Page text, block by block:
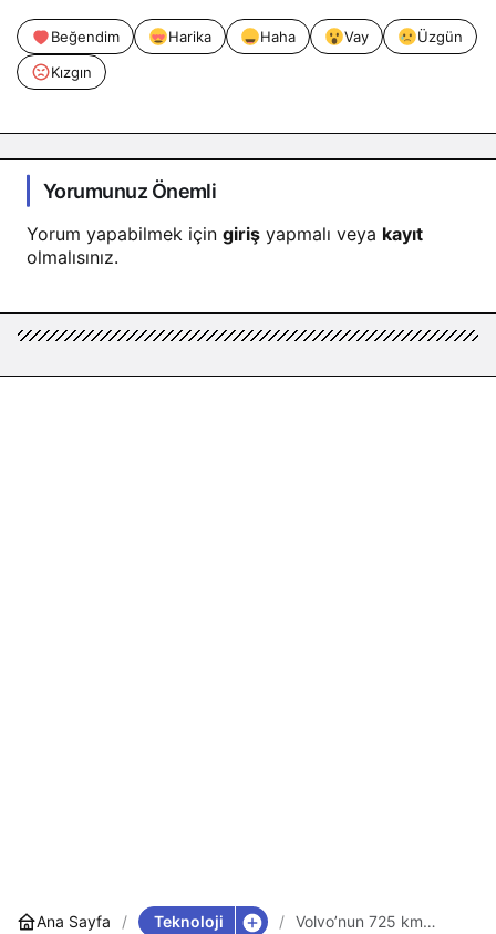
Beğendim Harika Haha Vay
Üzgün
Kızgın
Yorumunuz Önemli
Yorum yapabilmek için giriş yapmalı veya kayıt
olmalısınız.
Ana Sayfa Teknoloji
Volvo’nun 725 km